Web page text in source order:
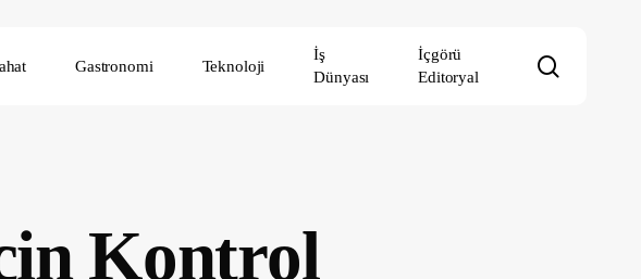
Gastronomi Teknoloji
İş
Dünyası
İçgörü
Editoryal
Kontrol